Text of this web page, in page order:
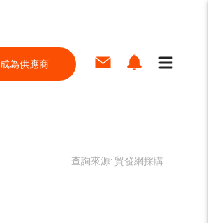
成為供應商
查詢來源: 貿發網採購